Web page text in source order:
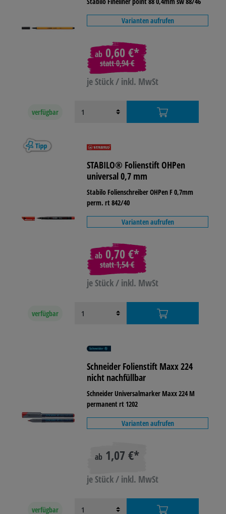
Varianten aufrufen
ab 0,60 €*
statt0,94 €
je Stück / inkl. MwSt
verfügbar
STABILO® Folienstift OHPen
universal 0,7 mm
Stabilo Folienschreiber OHPen F 0,7mm
perm. rt 842/40
Varianten aufrufen
ab 0,70 €*
statt1,54 €
je Stück / inkl. MwSt
verfügbar
Schneider Folienstift Maxx 224
nicht nachfüllbar
Schneider Universalmarker Maxx 224 M
permanent rt 1202
Varianten aufrufen
ab 1,07 €*
je Stück / inkl. MwSt
verfügbar